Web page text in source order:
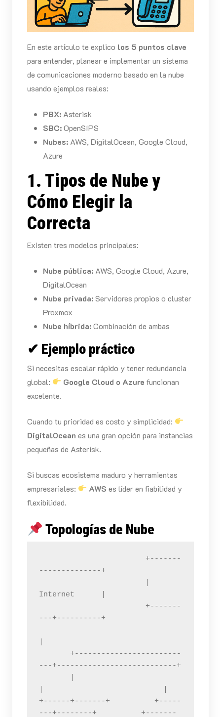
En este artículo te explico los 5 puntos clave
para entender, planear e implementar un sistema
de comunicaciones moderno basado en la nube
usando ejemplos reales:
PBX:Asterisk
SBC:OpenSIPS
Nubes:AWS, DigitalOcean, Google Cloud,
Azure
1. Tipos de Nube y
Cómo Elegir la
Correcta
Existen tres modelos principales:
Nube pública:AWS, Google Cloud, Azure,
DigitalOcean
Nube privada:Servidores propios o cluster
Proxmox
Nube híbrida:Combinación de ambas
✔ Ejemplo práctico
Si necesitas escalar rápido y tener redundancia
global:
Google Cloud o Azure funcionan
excelente.
Cuando tu prioridad es costo y simplicidad:
DigitalOcean es una gran opción para instancias
pequeñas de Asterisk.
Si buscas ecosistema maduro y herramientas
empresariales:
AWS es líder en fiabilidad y
flexibilidad.
Topologías de Nube
--------------+
Internet      |
---+----------+
---+---------------------------+
+------+-------+          +-----
---+--------+          +-------